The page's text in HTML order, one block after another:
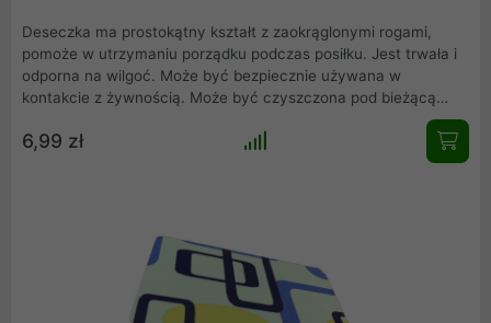
Deseczka ma prostokątny kształt z zaokrąglonymi rogami,
pomoże w utrzymaniu porządku podczas posiłku. Jest trwała i
odporna na wilgoć. Może być bezpiecznie używana w
kontakcie z żywnością. Może być czyszczona pod bieżącą
stylowa i ma ciekawe wzornictwo.
6,99 zł